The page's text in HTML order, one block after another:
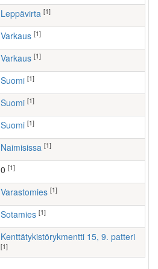
Leppävirta [1]
Varkaus [1]
Varkaus [1]
Suomi [1]
Suomi [1]
Suomi [1]
Naimisissa [1]
[1]
varastomies [1]
Sotamies [1]
Kenttätykistörykmentti 15, 9. patteri
[1]